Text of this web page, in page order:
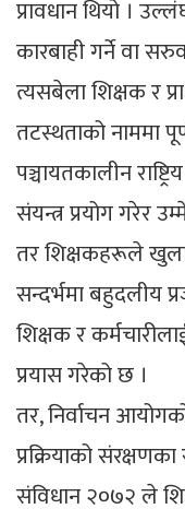
प्रावधान थियो ।
कारबाही गर्ने वा
त्यसबेला शिक्षक र
तटस्थताको नाममा
पञ्चायतकालीन
संयन्त्र प्रयोग गरेर
तर शिक्षकहरूले खुला
सन्दर्भमा बहुदलीय
शिक्षक र
प्रयास गरेको छ ।
तर, निर्वाचन
प्रक्रियाको
संविधान २०७२ ले